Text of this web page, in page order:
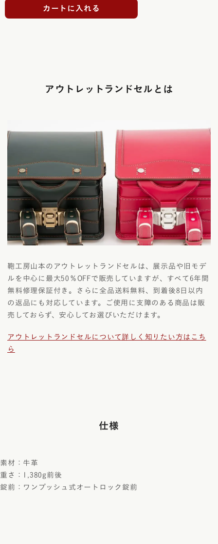
カートに入れる
アウトレットランドセルとは
鞄工房山本のアウトレットランドセルは、展示品や旧モデ
ルを中心に最大50％OFFで販売していますが、すべて6年間
無料修理保証付き。さらに全品送料無料、到着後8日以内
の返品にも対応しています。ご使用に支障のある商品は販
売しておらず、安心してお選びいただけます。
アウトレットランドセルについて詳しく知りたい方はこち
ら
仕様
素材：牛革
重さ：1,380g前後
錠前：ワンプッシュ式オートロック錠前